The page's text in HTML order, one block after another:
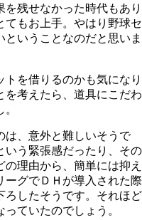
残せなかった時代もあり
てもお上手。やはり野球セ
いうことなのだと思いま
を借りるのかも気になり
を考えたら、道具にこだわ
は、意外と難しいそうで
いう緊張感だったり、その
理由から、簡単には抑え
ーグでＤＨが導入された際
ろしたそうです。それほど
ていたのでしょう。